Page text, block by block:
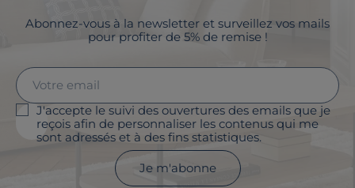
Abonnez-vous à la newsletter et surveillez vos mails
pour profiter de 5% de remise !
J'accepte le suivi des ouvertures des emails que je
reçois afin de personnaliser les contenus qui me
sont adressés et à des fins statistiques.
Je m'abonne